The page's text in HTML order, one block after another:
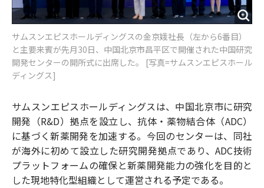
サムスンエピスホールディングスの金京娥社長（左から6番目）
と主要来賓が先月30日、中国北京市昌平区で開催された中国研究
開発センターの開所式に出席した。 [写真=サムスンエピスホール
ディングス]
サムスンエピスホールディングスは、中国北京市に研究
開発（R&D）拠点を設立し、抗体・薬物結合体（ADC）
に基づく新薬開発を加速する。今回のセンターは、同社
が海外に初めて設立した研究開発拠点であり、ADC技術
プラットフォームの確保と新薬開発能力の強化を目的と
した現地特化型組織として運営される予定である。